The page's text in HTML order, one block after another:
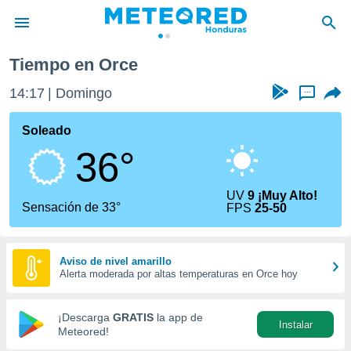
de
ha sido
calidad.
a este
las
y
forma
digital
basada
Tiempo en Orce
14:17 Domingo ...
Soleado
36°
Sensación de 33°
UV9 ¡Muy Alto!
FPS25-50
Aviso de nivel amarillo
Alerta moderada por altas temperaturas en Orce hoy
¡Descarga GRATIS la app de
Meteored!
Instalar